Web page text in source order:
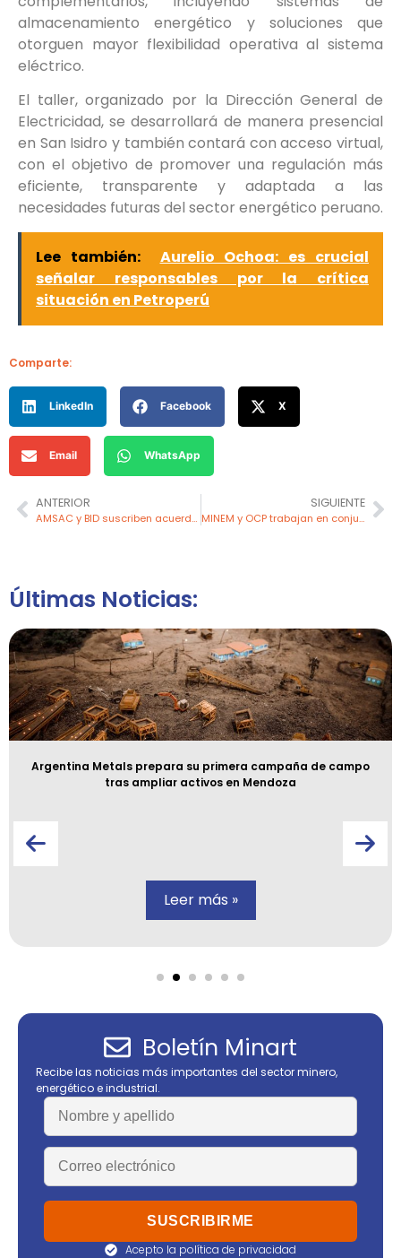
almacenamiento energético y soluciones que
otorguen mayor flexibilidad operativa al sistema
eléctrico.
El taller, organizado por la Dirección General de
Electricidad, se desarrollará de manera presencial
en San Isidro y también contará con acceso virtual,
con el objetivo de promover una regulación más
eficiente, transparente y adaptada a las
necesidades futuras del sector energético peruano.
Lee también:
Aurelio Ochoa: es crucial
señalar responsables por la crítica
situación en Petroperú
Comparte:
LinkedIn Facebook X
Email WhatsApp
ANTERIOR
AMSAC y BID suscriben acuerdo de colaboración para impulsar la transformación digital en la gestión ambiental
SIGUIENTE
MINEM y OCP trabajan en conjunto para promover gobernabilidad y paz social en Huancavelica
Últimas Noticias:
Argentina Metals prepara su primera campaña de campo
tras ampliar activos en Mendoza
Leer más »
Boletín Minart
Recibe las noticias más importantes del sector minero,
energético e industrial.
Acepto la política de privacidad